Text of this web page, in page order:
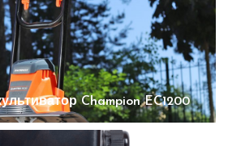
Champion EC1200